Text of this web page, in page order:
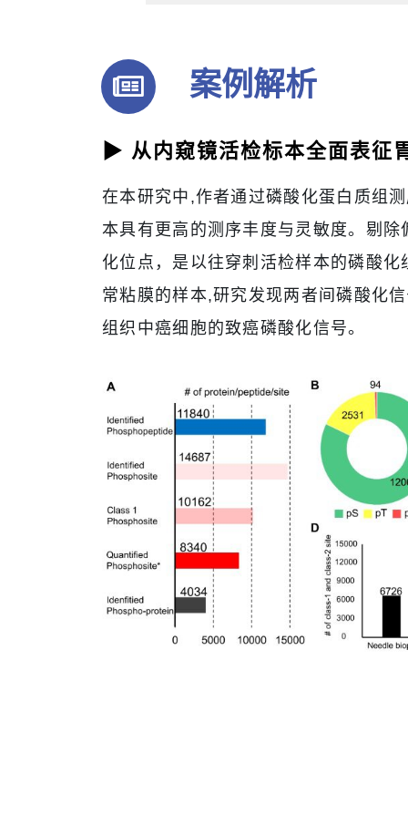
案例解析
▶ 从内窥镜活检标本全面表
在本研究中,作者通过磷酸化蛋白质组
本具有更高的测序丰度与灵敏度。剔
化位点，是以往穿刺活检样本的磷酸
常粘膜的样本,研究发现两者间磷酸化
组织中癌细胞的致癌磷酸化信号。